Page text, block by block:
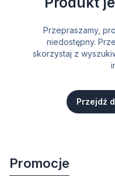
Przepraszamy,
niedostępny.
skorzystaj z
Przejdź
Promocje